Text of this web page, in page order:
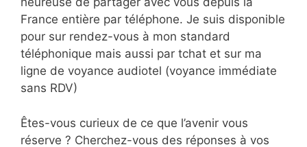
France entière par téléphone. Je suis disponible
pour sur rendez-vous à mon standard
téléphonique mais aussi par tchat et sur ma
ligne de voyance audiotel (voyance immédiate
sans RDV)
Êtes-vous curieux de ce que l’avenir vous
réserve ? Cherchez-vous des réponses à vos